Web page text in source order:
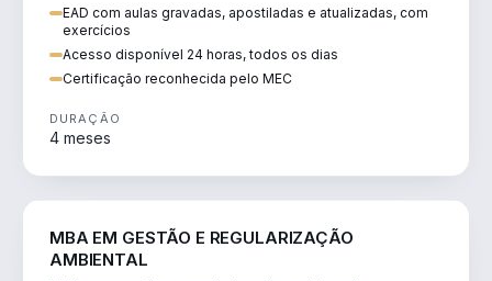
EAD com aulas gravadas, apostiladas e atualizadas, com
exercícios
Acesso disponível 24 horas, todos os dias
Certificação reconhecida pelo MEC
DURAÇÃO
4 meses
MBA EM GESTÃO E REGULARIZAÇÃO
AMBIENTAL